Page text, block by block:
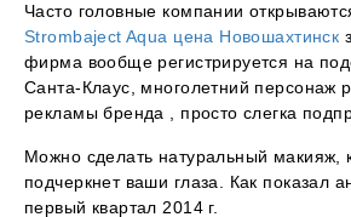
Часто головные компании
Strombaject Aqua цена Новошахтинск
фирма вообще регистрируется на
Санта-Клаус, многолетний персонаж
рекламы бренда , просто слегка
Можно сделать натуральный макияж,
подчеркнет ваши глаза. Как показал
первый квартал 2014 г.